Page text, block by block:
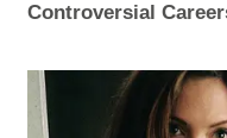
Controversial